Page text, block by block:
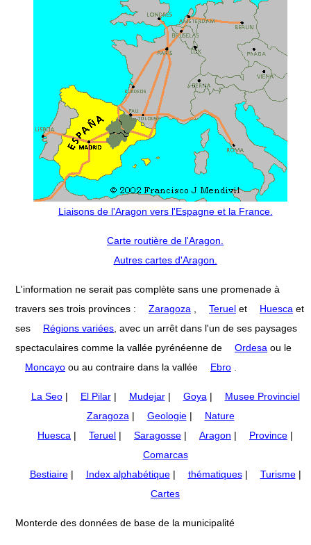
Liaisons de l'Aragon vers l'Espagne et la France.
Carte routière de l'Aragon.
Autres cartes d'Aragon.
L'information ne serait pas complète sans une promenade à
travers ses trois provinces :
Zaragoza Teruel et Huesca et
ses
Régions variées , avec un arrêt dans l'un de ses paysages
spectaculaires comme la vallée pyrénéenne de
Ordesa ou le
Moncayo ou au contraire dans la vallée Ebro
La Seo| El Pilar| Mudejar| Goya |
Musee Provinciel
Zaragoza | Geologie|
Nature
Huesca | Teruel | Saragosse | Aragon | Province |
Comarcas
Bestiaire| Index alphabétique| thématiques| Turisme|
Cartes
Monterde des données de base de la municipalité